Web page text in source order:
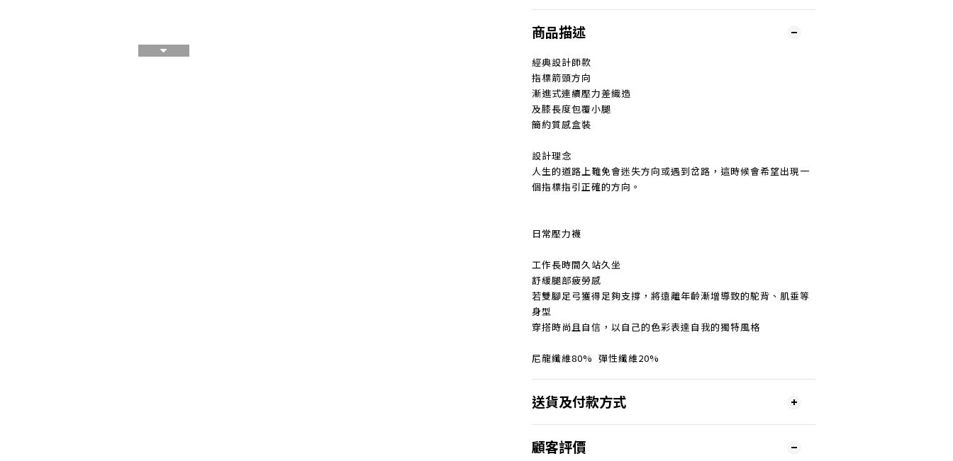
商品描述
經典設計師款
指標箭頭方向
漸進式連續壓力差織造
及膝長度包覆小腿
簡約質感盒裝
設計理念
人生的道路上難免會迷失方向或遇到岔路，這時候會希望出現一
個指標指引正確的方向。
日常壓力襪
工作長時間久站久坐
舒緩腿部疲勞感
若雙腳足弓獲得足夠支撐，將遠離年齡漸增導致的駝背、肌垂等
身型
穿搭時尚且自信，以自己的色彩表達自我的獨特風格
尼龍纖維80% 彈性纖維20%
送貨及付款方式
顧客評價